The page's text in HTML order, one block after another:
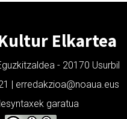
Elkartea
- 20170 Usurbil
| erredakzioa@noaua.eus
garatua